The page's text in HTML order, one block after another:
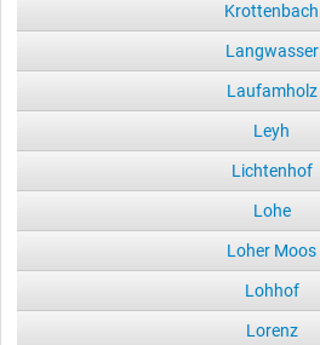
Krottenbach
Langwasser
Laufamholz
Leyh
Lichtenhof
Lohe
Loher Moos
Lohhof
Lorenz